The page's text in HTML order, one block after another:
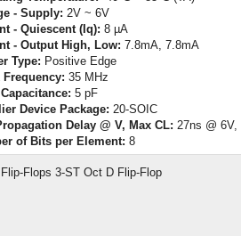
- Supply: 2V ~ 6V
- Quiescent (Iq): 8 µA
- Output High, Low: 7.8mA, 7.8mA
Type: Positive Edge
Frequency: 35 MHz
5 pF
Device Package: 20-SOIC
Delay @ V, Max CL: 27ns @ 6V,
of Bits per Element: 8
Flip-Flops 3-ST Oct D Flip-Flop